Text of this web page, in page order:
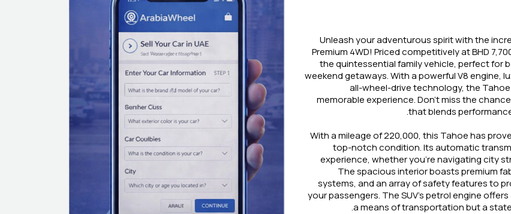
Unleash your adventurous spirit with the
Premium 4WD! Priced competitively at BHD
the quintessential family vehicle, perfect for
weekend getaways. With a powerful V8 engine,
all-wheel-drive technology, the
memorable experience. Don’t miss the
that blends
With a mileage of 220,000, this Tahoe has
top-notch condition. Its automatic
experience, whether you're navigating city
The spacious interior boasts premium
systems, and an array of safety features to
your passengers. The SUV’s petrol engine
a means of transportation but a